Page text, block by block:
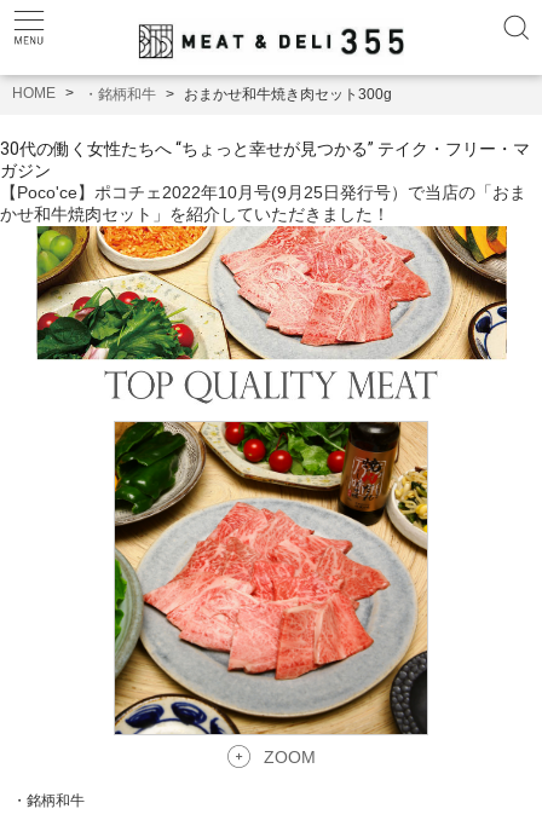
HOME ・銘柄和牛 おまかせ和牛焼き肉セット300g
30代の働く女性たちへ “ちょっと幸せが見つかる” テイク・フリー・マ
ガジン
【Poco'ce】ポコチェ2022年10月号(9月25日発行号）で当店の「おま
かせ和牛焼肉セット」を紹介していただきました！
ZOOM
・銘柄和牛